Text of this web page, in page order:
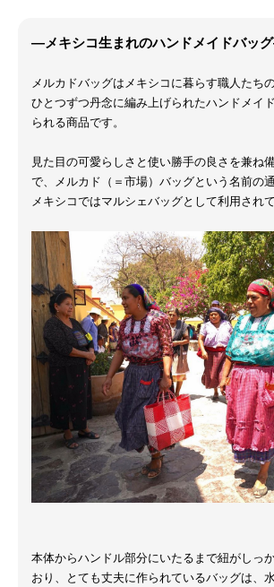
―メキシコ生まれのハンドメイドバッ
メルカドバッグはメキシコに暮らす職人たち
ひとつずつ丹念に編み上げられたハンドメイ
られる商品です。
見た目の可愛らしさと使い勝手の良さを兼ね
で、メルカド（＝市場）バッグという名前の
メキシコではマルシェバッグとして利用されて
本体からハンドル部分にいたるまで紐がしっ
おり、とても丈夫に作られているバッグは、